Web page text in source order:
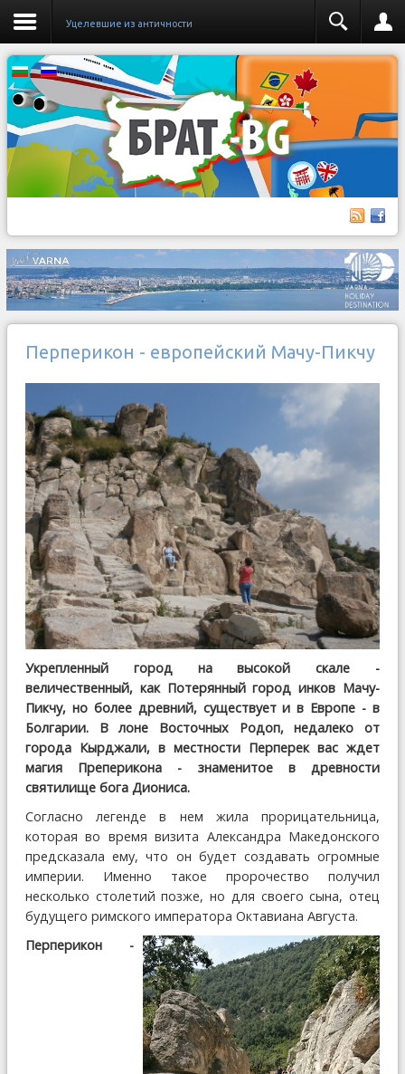
Уцелевшие из античности
Перперикон - европейский Мачу-Пикчу
Укрепленный город на высокой скале -
величественный, как Потерянный город инков Мачу-
Пикчу, но более древний, существует и в Европе - в
Болгарии. В лоне Восточных Родоп, недалеко от
города Кырджали, в местности Перперек вас ждет
магия Преперикона - знаменитое в древности
святилище бога Диониса.
Согласно легенде в нем жила прорицательница,
которая во время визита Александра Македонского
предсказала ему, что он будет создавать огромные
империи. Именно такое пророчество получил
несколько столетий позже, но для своего сына, отец
будущего римского императора Октавиана Августа.
Перперикон -